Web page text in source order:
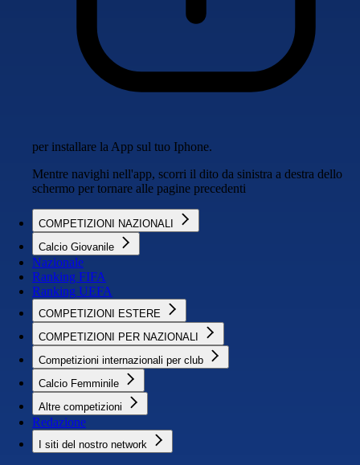
per installare la App sul tuo Iphone.
Mentre navighi nell'app, scorri il dito da sinistra a destra dello
schermo per tornare alle pagine precedenti
COMPETIZIONI NAZIONALI
Calcio Giovanile
Nazionale
Ranking FIFA
Ranking UEFA
COMPETIZIONI ESTERE
COMPETIZIONI PER NAZIONALI
Competizioni internazionali per club
Calcio Femminile
Altre competizioni
Redazione
I siti del nostro network